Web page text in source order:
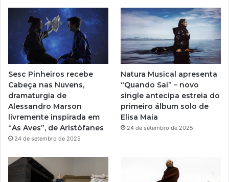
e
g
r
a
m
Sesc Pinheiros recebe
Cabeça nas Nuvens,
dramaturgia de
Alessandro Marson
livremente inspirada em
“As Aves”, de Aristófanes
24 de setembro de 2025
Natura Musical apresenta
“Quando Sai” – novo
single antecipa estreia do
primeiro álbum solo de
Elisa Maia
24 de setembro de 2025